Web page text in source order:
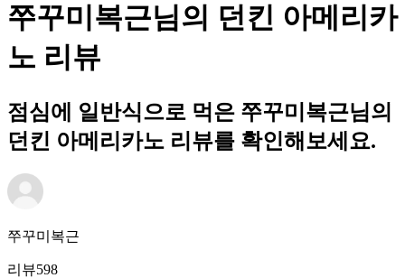
쭈꾸미복근님의 던킨 아메리카
노 리뷰
점심에 일반식으로 먹은 쭈꾸미복근님의
던킨 아메리카노 리뷰를 확인해보세요.
쭈꾸미복근
리뷰598